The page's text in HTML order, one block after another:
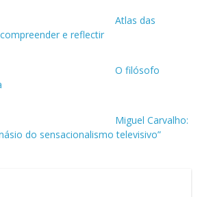
Atlas das
e reflectir
O filósofo
Miguel Carvalho:
do sensacionalismo televisivo”